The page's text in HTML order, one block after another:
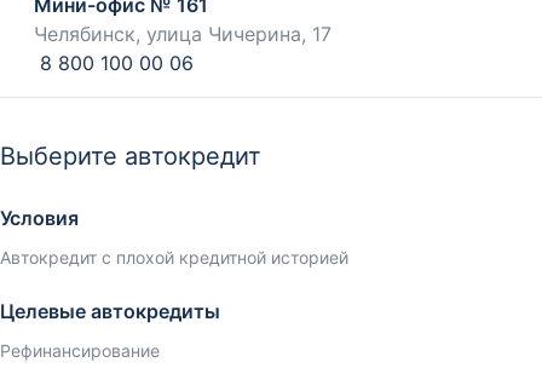
Мини-офис № 161
Челябинск, улица Чичерина, 17
8 800 100 00 06
Выберите автокредит
Условия
Автокредит с плохой кредитной историей
Целевые автокредиты
Рефинансирование